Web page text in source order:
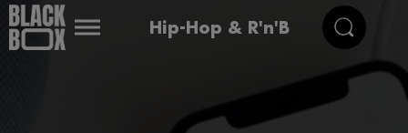
Hip-Hop & R'n'B